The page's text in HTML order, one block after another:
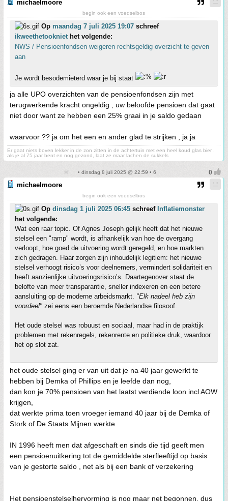
michaelmoore
begin ook een voedselbos
Op maandag 7 juli 2025 19:07 schreef
ikweethetookniethet volgende:
NWS / Pensioenfondsen weigeren rechtsgeldig overzicht te geven
aan
Je wordt besodemieterd waar je bij staat
ja alle UPO overzichten van de pensioenfondsen zijn met
terugwerkende kracht ongeldig , uw beloofde pensioen dat gaat
niet door want ze hebben een 25% graai in je saldo gedaan
waarvoor ?? ja om het een en ander glad te strijken , ja ja
Er gaat niets boven lekker in de zon zitten in de achtertuin met een heel koud glas bier ,
als je al 75 jaar bent en nog gezond, laat ze maar lachen de sukkels
• dinsdag 8 juli 2025 @ 22:59 • 6
michaelmoore
begin ook een voedselbos
Op dinsdag 1 juli 2025 06:45 schreef Inflatiemonster
het volgende:
Wat een raar topic. Of Agnes Joseph gelijk heeft dat het nieuwe
stelsel een "ramp" wordt, is afhankelijk van hoe de overgang
verloopt, hoe goed de uitvoering wordt geregeld, en hoe markten
zich gedragen. Haar zorgen zijn inhoudelijk legitiem: het nieuwe
stelsel verhoogt risico’s voor deelnemers, vermindert solidariteit en
heeft aanzienlijke uitvoeringsrisico’s. Daartegenover staat de
belofte van meer transparantie, sneller indexeren en een betere
aansluiting op de moderne arbeidsmarkt. "Elk nadeel heb zijn
voordeel" zei eens een beroemde Nederlandse filosoof.
Het oude stelsel was robuust en sociaal, maar had in de praktijk
problemen met rekenregels, rekenrente en politieke druk, waardoor
het op slot zat.
het oude stelsel ging er van uit dat je na 40 jaar gewerkt te
hebben bij Demka of Phillips en je leefde dan nog,
dan kon je 70% pensioen van het laatst verdiende loon incl AOW
krijgen,
dat werkte prima toen vroeger iemand 40 jaar bij de Demka of
Stork of De Staats Mijnen werkte
IN 1996 heeft men dat afgeschaft en sinds die tijd geeft men
een pensioenuitkering tot de gemiddelde sterfleeftijd op basis
van je gestorte saldo , net als bij een bank of verzekering
Het pensioenstelselhervorming is nog maar net begonnen, dus